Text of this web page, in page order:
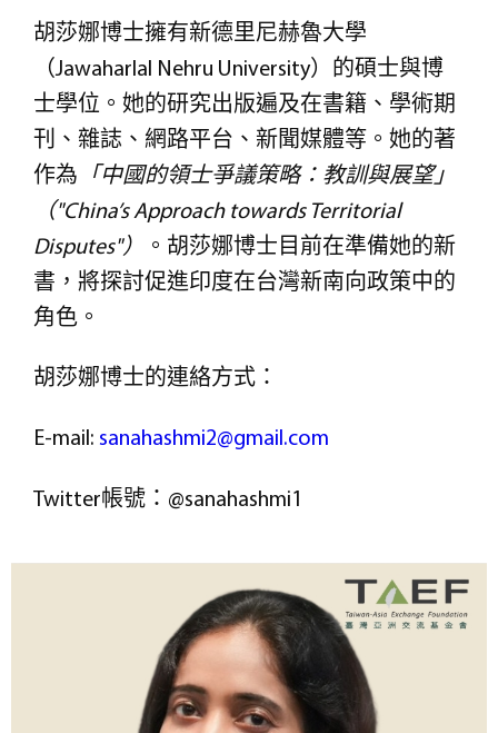
胡莎娜博士擁有新德里尼赫魯大學
（Jawaharlal Nehru University）的碩士與博
士學位。她的研究出版遍及在書籍、學術期
刊、雜誌、網路平台、新聞媒體等。她的著
作為 「中國的領士爭議策略：教訓與展望」
（"China’s Approach towards Territorial
Disputes"）
。胡莎娜博士目前在準備她的新
書，將探討促進印度在台灣新南向政策中的
角色。
胡莎娜博士的連絡方式：
E-mail: sanahashmi2@gmail.com
Twitter帳號：@sanahashmi1